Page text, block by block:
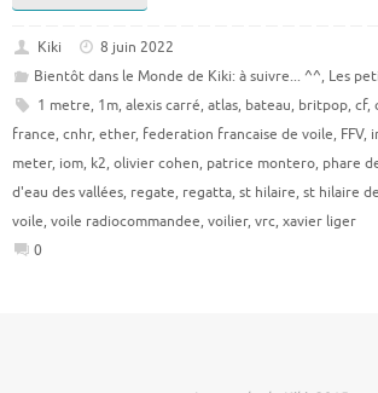
Kiki
8 juin 2022
Bientôt dans le Monde de Kiki: à suivre... ^^, Les
1 metre, 1m, alexis carré, atlas, bateau, britpop, cf,
france, cnhr, ether, federation francaise de voile, FFV,
meter, iom, k2, olivier cohen, patrice montero, phare
d'eau des vallées, regate, regatta, st hilaire, st hilaire
voile, voile radiocommandee, voilier, vrc, xavier liger
0